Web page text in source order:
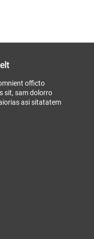
officto
sit, sam dolorro
asi sitatatem